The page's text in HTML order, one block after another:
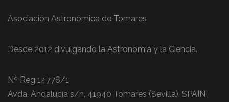
Asociación Astronómica de Tomares
Desde 2012 divulgando la Astronomía y la Ciencia.
Nº Reg 14776/1
Avda. Andalucía s/n, 41940 Tomares (Sevilla), SPAIN